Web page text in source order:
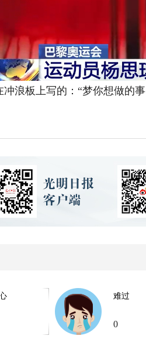
板上写的：“梦你想做的事
难过
0